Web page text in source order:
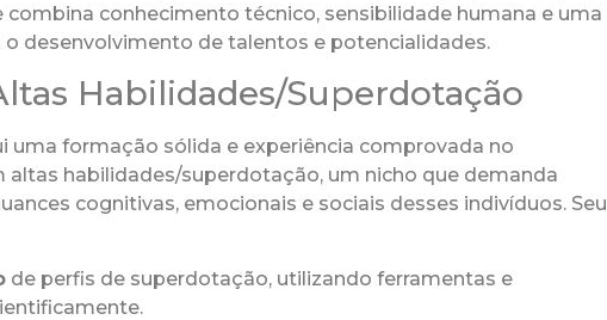
conhecimento técnico, sensibilidade humana e uma
desenvolvimento de talentos e potencialidades.
Habilidades/Superdotação
uma formação sólida e experiência comprovada no
habilidades/superdotação, um nicho que demanda
cognitivas, emocionais e sociais desses indivíduos. Seu
de perfis de superdotação, utilizando ferramentas e